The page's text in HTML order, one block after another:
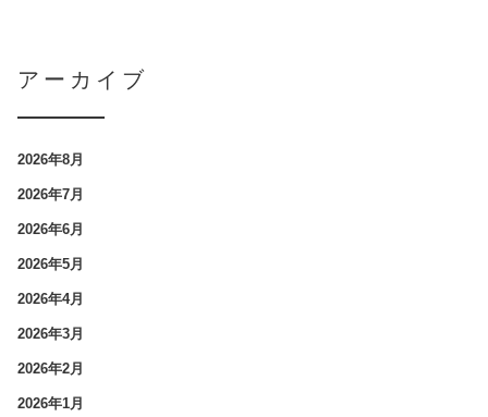
アーカイブ
2026年8月
2026年7月
2026年6月
2026年5月
2026年4月
2026年3月
2026年2月
2026年1月